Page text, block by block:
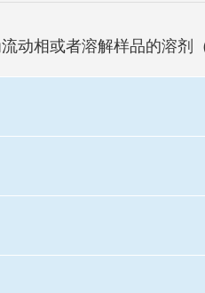
动相或者溶解样品的溶剂